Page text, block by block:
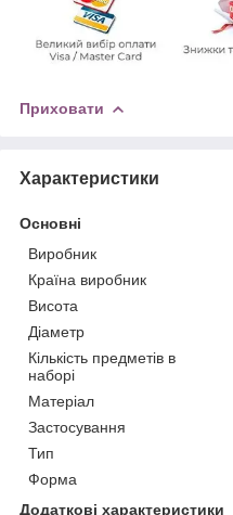
Приховати
Характеристики
Основні
Виробник
Країна виробник
Висота
Діаметр
Кількість предметів в
наборі
Матеріал
Застосування
Тип
Форма
Додаткові характеристики